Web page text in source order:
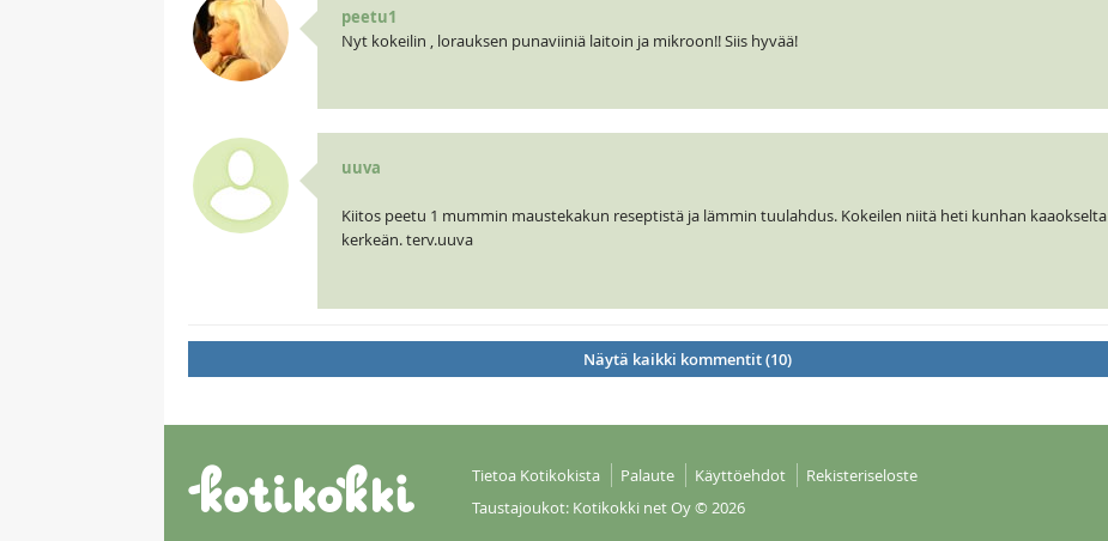
peetu1
Nyt kokeilin , lorauksen punaviiniä laitoin ja mikroon!! Siis hyvää!
uuva
Kiitos peetu 1 mummin maustekakun reseptistä ja lämmin tuulahdus. Kokeilen niitä heti kunhan kaaokselta
kerkeän. terv.uuva
Näytä kaikki kommentit (10)
Tietoa Kotikokista Palaute Käyttöehdot
Rekisteriseloste
Taustajoukot: Kotikokki net Oy© 2026